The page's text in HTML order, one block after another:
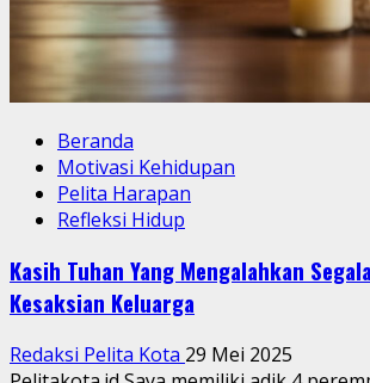
Beranda
Motivasi Kehidupan
Pelita Harapan
Refleksi Hidup
Kasih Tuhan Yang Mengalahkan
Kesaksian Keluarga
Redaksi Pelita Kota 29 Mei 2025